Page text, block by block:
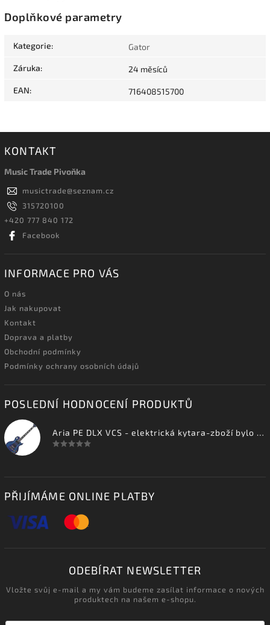
Doplňkové parametry
Kategorie: Gator
Záruka: 24 měsíců
EAN: 716408515700
KONTAKT
Music Trade Pivoňka
musictrade@seznam.cz
315720100
+420 777 840 172
Facebook
INFORMACE PRO VÁS
O nás
Jak nakupovat
Kontakt
Doprava a platby
Obchodní podmínky
Podmínky ochrany osobních údajů
POSLEDNÍ HODNOCENÍ PRODUKTŮ
Aria PE DLX VCS - elektrická kytara-zboží bylo vystaveno na prodejně
PŘIJÍMÁME ONLINE PLATBY
ODEBÍRAT NEWSLETTER
Vložte svůj e-mail a my vám budeme zasílat informace o nových
produktech na našem e-shopu.